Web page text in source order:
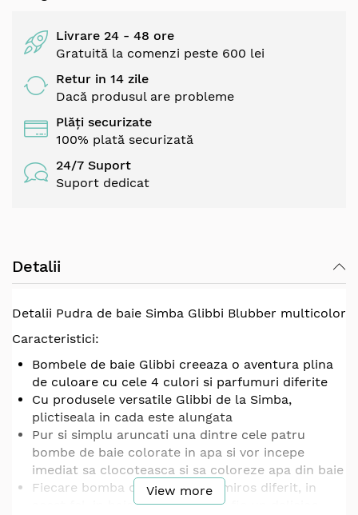
Livrare 24 - 48 ore
Gratuită la comenzi peste 600 lei
Retur in 14 zile
Dacă produsul are probleme
Plăți securizate
100% plată securizată
24/7 Suport
Suport dedicat
Detalii
Detalii Pudra de baie Simba Glibbi Blubber multicolor
Caracteristici:
Bombele de baie Glibbi creeaza o aventura plina
de culoare cu cele 4 culori si parfumuri diferite
Cu produsele versatile Glibbi de la Simba,
plictiseala in cada este alungata
Pur si simplu aruncati una dintre cele patru
bombe de baie colorate in apa si vor incepe
imediat sa clocoteasca si sa coloreze apa din baie
Fiecare bomba de baie are un miros diferit, in
acest fel, in baie este raspandit fie un delicios
View more